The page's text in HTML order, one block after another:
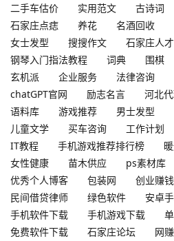
二手车估价
实用范文 古诗词
石家庄点痣
养花 名酒回收
女士发型
搜搜作文
石家庄人
钢琴入门指法教程
词典 围棋
玄机派
企业服务 法律咨询
chatGPT官网
励志名言 河北
语料库
游戏推荐 男士发型
儿童文学
买车咨询 工作计划
IT教程
手机游戏推荐排行榜
女性健康
苗木供应 ps素材库
优秀个人博客
包装网 创业赚钱
民间借贷律师
绿色软件
安卓
手机软件下载
手机游戏下载
免费软件下载
石家庄论坛 网赚